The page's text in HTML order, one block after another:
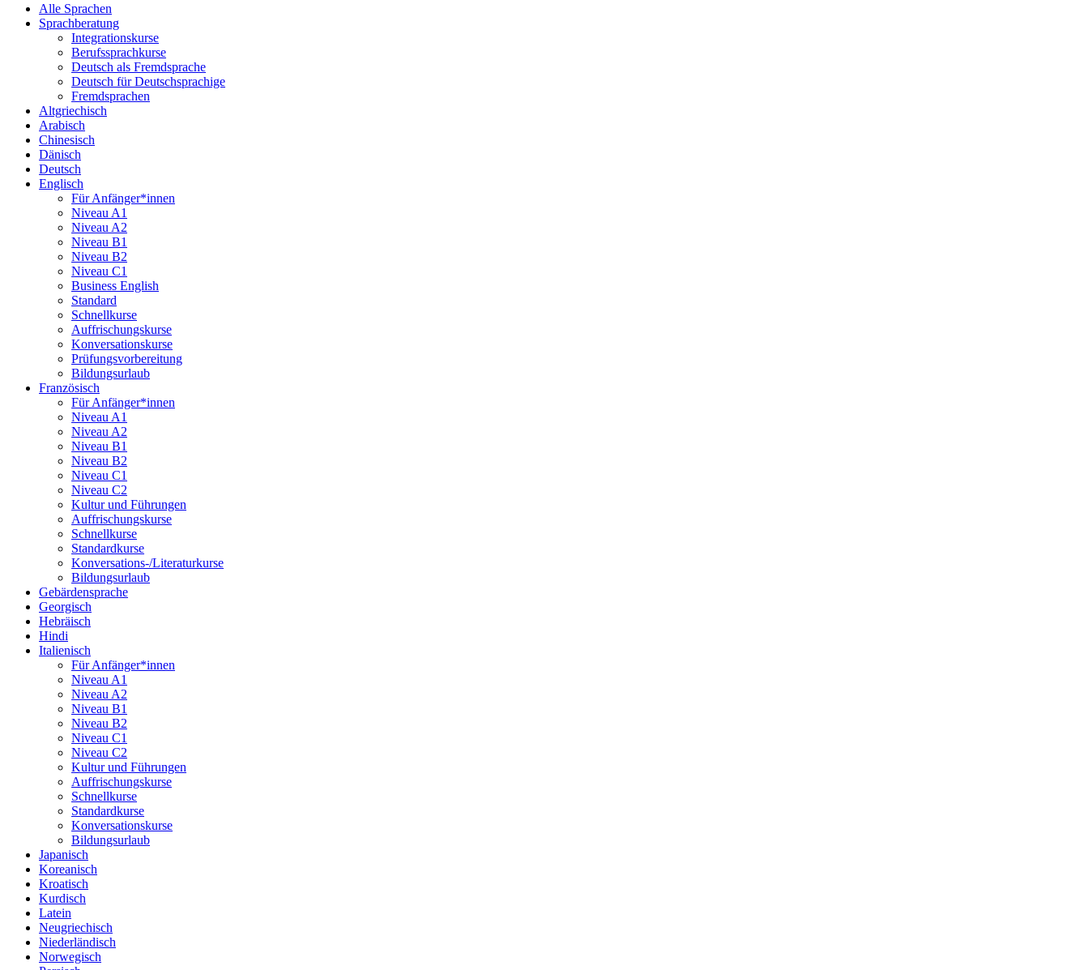
Alle Sprachen
Sprachberatung
Integrationskurse
Berufssprachkurse
Deutsch als Fremdsprache
Deutsch für Deutschsprachige
Fremdsprachen
Altgriechisch
Arabisch
Chinesisch
Dänisch
Deutsch
Englisch
Für Anfänger*innen
Niveau A1
Niveau A2
Niveau B1
Niveau B2
Niveau C1
Business English
Standard
Schnellkurse
Auffrischungskurse
Konversationskurse
Prüfungsvorbereitung
Bildungsurlaub
Französisch
Für Anfänger*innen
Niveau A1
Niveau A2
Niveau B1
Niveau B2
Niveau C1
Niveau C2
Kultur und Führungen
Auffrischungskurse
Schnellkurse
Standardkurse
Konversations-/Literaturkurse
Bildungsurlaub
Gebärdensprache
Georgisch
Hebräisch
Hindi
Italienisch
Für Anfänger*innen
Niveau A1
Niveau A2
Niveau B1
Niveau B2
Niveau C1
Niveau C2
Kultur und Führungen
Auffrischungskurse
Schnellkurse
Standardkurse
Konversationskurse
Bildungsurlaub
Japanisch
Koreanisch
Kroatisch
Kurdisch
Latein
Neugriechisch
Niederländisch
Norwegisch